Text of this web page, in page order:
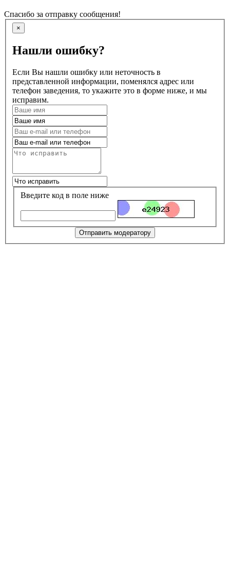
Спасибо за отправку сообщения!
×
Нашли ошибку?
Если Вы нашли ошибку или неточность в
представленной информации, поменялся адрес или
телефон заведения, то укажите это в форме ниже, и мы
исправим.
Введите код в поле ниже
Отправить модератору